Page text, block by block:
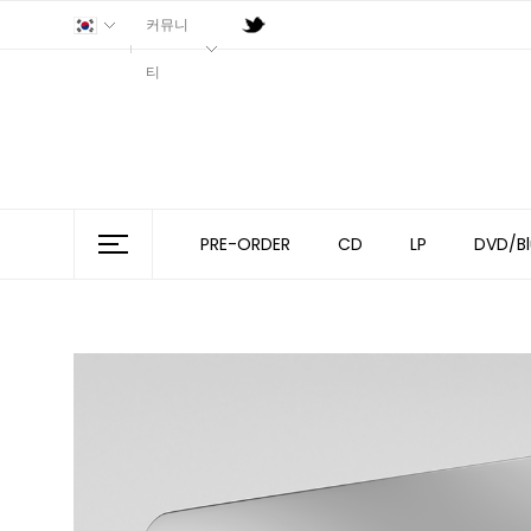
커뮤니
티
PRE-ORDER CD LP DVD/